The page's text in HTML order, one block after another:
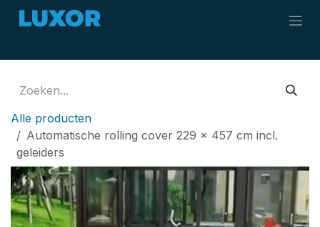
Overslaan naar inhoud
Alle producten
Automatische rolling cover 229 x 457 cm incl.
geleiders